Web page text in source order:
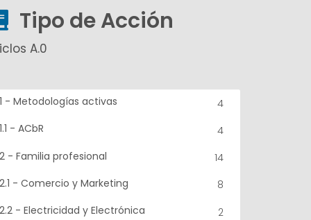
Tipo de Acción
A.0
- Metodologías activas
4
- ACbR
4
- Familia profesional
14
- Comercio y Marketing
8
- Electricidad y Electrónica
2